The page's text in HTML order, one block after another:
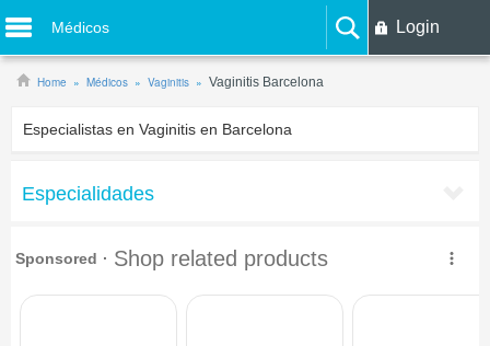
Médicos Login
Home Médicos Vaginitis Vaginitis Barcelona
Especialistas en Vaginitis en Barcelona
Especialidades